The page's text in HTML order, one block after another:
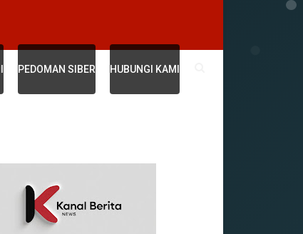
PEDOMAN SIBER HUBUNGI KAMI